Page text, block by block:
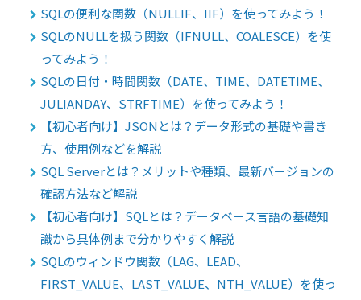
SQLの便利な関数（NULLIF、IIF）を使ってみよう！
SQLのNULLを扱う関数（IFNULL、COALESCE）を使
ってみよう！
SQLの日付・時間関数（DATE、TIME、DATETIME、
JULIANDAY、STRFTIME）を使ってみよう！
【初心者向け】JSONとは？データ形式の基礎や書き
方、使用例などを解説
SQL Serverとは？メリットや種類、最新バージョンの
確認方法など解説
【初心者向け】SQLとは？データベース言語の基礎知
識から具体例まで分かりやすく解説
SQLのウィンドウ関数（LAG、LEAD、
FIRST_VALUE、LAST_VALUE、NTH_VALUE）を使っ